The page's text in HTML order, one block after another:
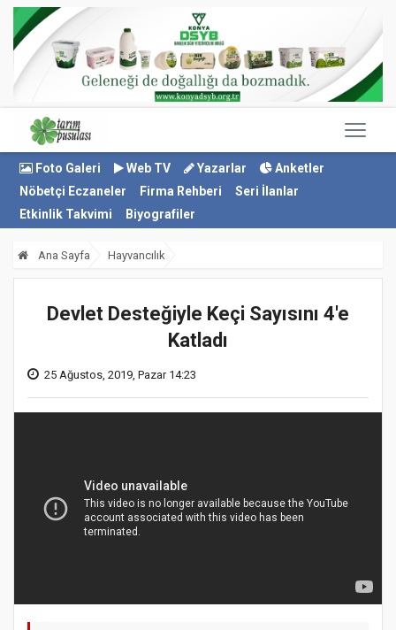
Foto Galeri Web TV Yazarlar
Anketler
Nöbetçi Eczaneler
Firma Rehberi
Seri İlanlar
Etkinlik Takvimi
Biyografiler
Ana Sayfa Hayvancılık
Devlet Desteğiyle Keçi Sayısını 4'e
Katladı
25 Ağustos, 2019, Pazar 14:23